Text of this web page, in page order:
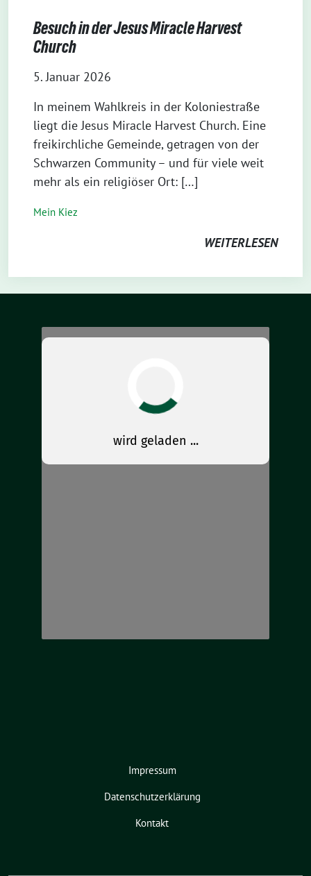
Besuch in der Jesus Miracle Harvest
Church
5. Januar 2026
In meinem Wahlkreis in der Koloniestraße
liegt die Jesus Miracle Harvest Church. Eine
freikirchliche Gemeinde, getragen von der
Schwarzen Community – und für viele weit
mehr als ein religiöser Ort: […]
Mein Kiez
WEITERLESEN
Impressum
Datenschutzerklärung
Kontakt